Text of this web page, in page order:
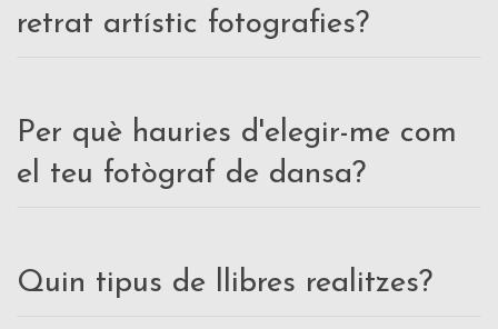
retrat artístic fotografies?
Per què hauries d'elegir-me com
el teu fotògraf de dansa?
Quin tipus de llibres realitzes?